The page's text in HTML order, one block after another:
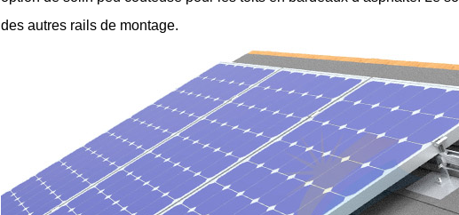
des autres rails de montage.